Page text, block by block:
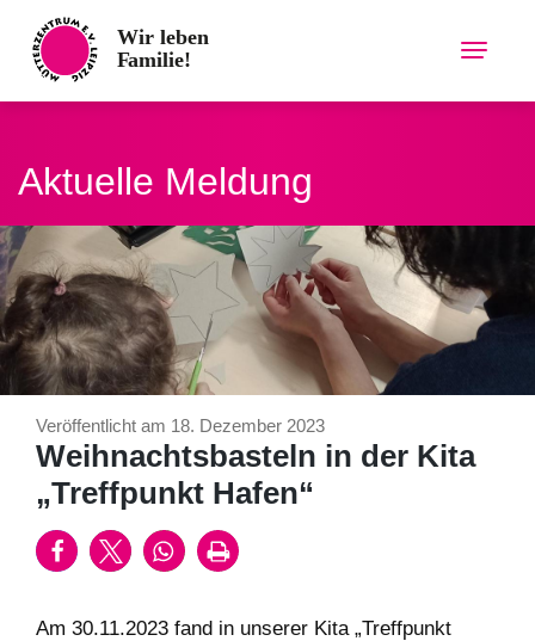
content
Aktuelle Meldung
Veröffentlicht am 18. Dezember 2023
Weihnachtsbasteln in der Kita
„Treffpunkt Hafen“
Am 30.11.2023 fand in unserer Kita „Treffpunkt